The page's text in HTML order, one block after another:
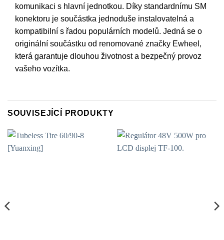
komunikaci s hlavní jednotkou. Díky standardnímu SM
konektoru je součástka jednoduše instalovatelná a
kompatibilní s řadou populárních modelů. Jedná se o
originální součástku od renomované značky Ewheel,
která garantuje dlouhou životnost a bezpečný provoz
vašeho vozítka.
SOUVISEJÍCÍ PRODUKTY